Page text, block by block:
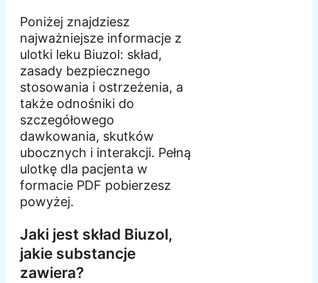
Poniżej znajdziesz
najważniejsze informacje z
ulotki leku Biuzol: skład,
zasady bezpiecznego
stosowania i ostrzeżenia, a
także odnośniki do
szczegółowego
dawkowania, skutków
ubocznych i interakcji. Pełną
ulotkę dla pacjenta w
formacie PDF pobierzesz
powyżej.
Jaki jest skład Biuzol,
jakie substancje
zawiera?